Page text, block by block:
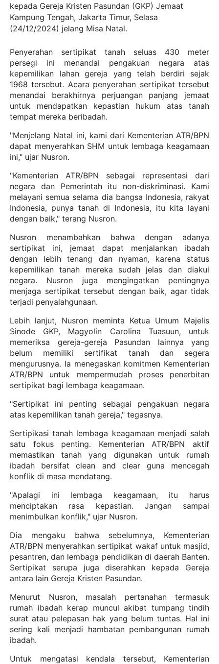
kepada Gereja Kristen Pasundan (GKP) Jemaat
Kampung Tengah, Jakarta Timur, Selasa
(24/12/2024) jelang Misa Natal.
Penyerahan sertipikat tanah seluas 430 meter
persegi ini menandai pengakuan negara atas
kepemilikan lahan gereja yang telah berdiri sejak
1968 tersebut. Acara penyerahan sertipikat tersebut
menandai berakhirnya perjuangan panjang jemaat
untuk mendapatkan kepastian hukum atas tanah
tempat mereka beribadah.
"Menjelang Natal ini, kami dari Kementerian ATR/BPN
dapat menyerahkan SHM untuk lembaga keagamaan
ini," ujar Nusron.
"Kementerian ATR/BPN sebagai representasi dari
negara dan Pemerintah itu non-diskriminasi. Kami
melayani semua selama dia bangsa Indonesia, rakyat
Indonesia, punya tanah di Indonesia, itu kita layani
dengan baik," terang Nusron.
Nusron menambahkan bahwa dengan adanya
sertipikat ini, jemaat dapat menjalankan ibadah
dengan lebih tenang dan nyaman, karena status
kepemilikan tanah mereka sudah jelas dan diakui
negara. Nusron juga mengingatkan pentingnya
menjaga sertipikat tersebut dengan baik, agar tidak
terjadi penyalahgunaan.
Lebih lanjut, Nusron meminta Ketua Umum Majelis
Sinode GKP, Magyolin Carolina Tuasuun, untuk
memeriksa gereja-gereja Pasundan lainnya yang
belum memiliki sertifikat tanah dan segera
mengurusnya. Ia menegaskan komitmen Kementerian
ATR/BPN untuk mempermudah proses penerbitan
sertipikat bagi lembaga keagamaan.
"Sertipikat ini penting sebagai pengakuan negara
atas kepemilikan tanah gereja," tegasnya.
Sertipikasi tanah lembaga keagamaan menjadi salah
satu fokus penting. Kementerian ATR/BPN aktif
memastikan tanah yang digunakan untuk rumah
ibadah bersifat clean and clear guna mencegah
konflik di masa mendatang.
"Apalagi ini lembaga keagamaan, itu harus
menciptakan rasa kepastian. Jangan sampai
menimbulkan konflik," ujar Nusron.
Dia mengaku bahwa sebelumnya, Kementerian
ATR/BPN menyerahkan sertipikat wakaf untuk masjid,
pesantren, dan lembaga pendidikan di daerah Banten.
Sertipikat serupa juga diserahkan kepada Gereja
antara lain Gereja Kristen Pasundan.
Menurut Nusron, masalah pertanahan termasuk
rumah ibadah kerap muncul akibat tumpang tindih
surat atau pelepasan hak yang belum tuntas. Hal ini
sering kali menjadi hambatan pembangunan rumah
ibadah.
Untuk mengatasi kendala tersebut, Kementerian